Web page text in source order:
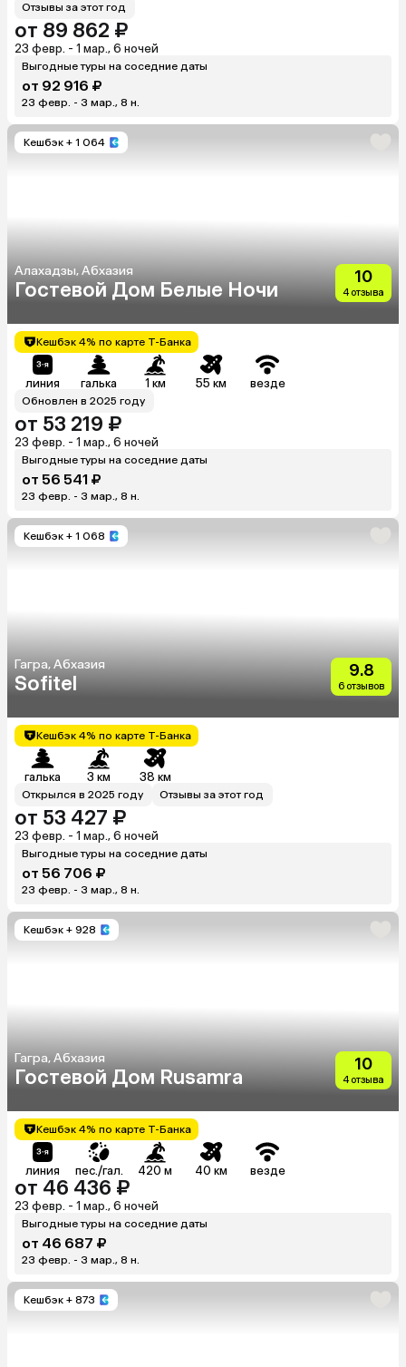
Отзывы за этот год
от 89 862 ₽
23 февр. - 1 мар., 6 ночей
Выгодные туры на соседние даты
от 92 916 ₽
23 февр. - 3 мар., 8 н.
Кешбэк + 1 064
Алахадзы, Абхазия
Гостевой Дом Белые Ночи
10
4 отзыва
Кешбэк 4% по карте Т-Банка
линия галька 1 км 55 км везде
Обновлен в 2025 году
от 53 219 ₽
23 февр. - 1 мар., 6 ночей
Выгодные туры на соседние даты
от 56 541 ₽
23 февр. - 3 мар., 8 н.
Кешбэк + 1 068
Гагра, Абхазия
Sofitel
9.8
6 отзывов
Кешбэк 4% по карте Т-Банка
галька 3 км 38 км
Открылся в 2025 году Отзывы за этот год
от 53 427 ₽
23 февр. - 1 мар., 6 ночей
Выгодные туры на соседние даты
от 56 706 ₽
23 февр. - 3 мар., 8 н.
Кешбэк + 928
Гагра, Абхазия
Гостевой Дом Rusamra
10
4 отзыва
Кешбэк 4% по карте Т-Банка
линия пес./гал. 420 м 40 км везде
от 46 436 ₽
23 февр. - 1 мар., 6 ночей
Выгодные туры на соседние даты
от 46 687 ₽
23 февр. - 3 мар., 8 н.
Кешбэк + 873